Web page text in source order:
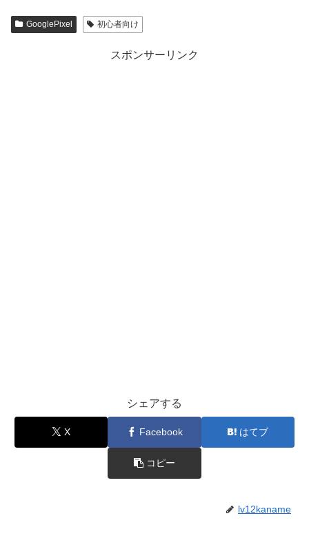
GooglePixel 初心者向け
スポンサーリンク
シェアする
X Facebook はてブ
コピー
lv12kaname